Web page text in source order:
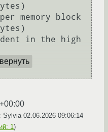
memory block
in the high
Sylvia 02.06.2026 09:06:14
1)